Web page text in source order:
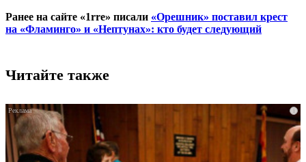
Ранее на сайте «1rre» писали «Орешник» поставил крест
на «Фламинго» и «Нептунах»: кто будет следующий
Читайте также
i